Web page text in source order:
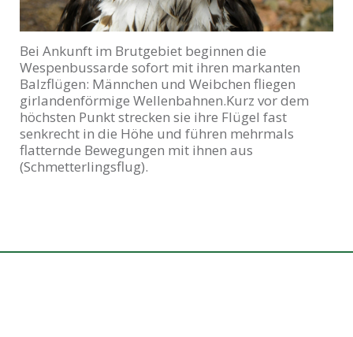
Bei Ankunft im Brutgebiet beginnen die
Wespenbussarde sofort mit ihren markanten
Balzflügen: Männchen und Weibchen fliegen
girlandenförmige Wellenbahnen.Kurz vor dem
höchsten Punkt strecken sie ihre Flügel fast
senkrecht in die Höhe und führen mehrmals
flatternde Bewegungen mit ihnen aus
(Schmetterlingsflug).